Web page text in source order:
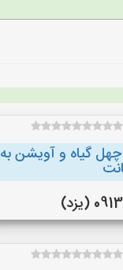
چهل گیاه و آویشن به